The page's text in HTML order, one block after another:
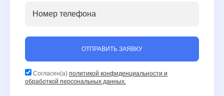
ОТПРАВИТЬ ЗАЯВКУ
Согласен(а) политикой конфиденциальности и
обработкой персональных данных.